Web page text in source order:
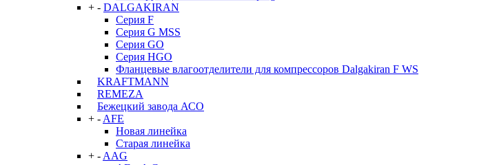
+ - DALGAKIRAN
Серия F
Серия G MSS
Серия GO
Серия HGO
Фланцевые влагоотделители для компрессоров Dalgakiran F WS
KRAFTMANN
REMEZA
Бежецкий завода АСО
+ - AFE
Новая линейка
Старая линейка
+ - AAG